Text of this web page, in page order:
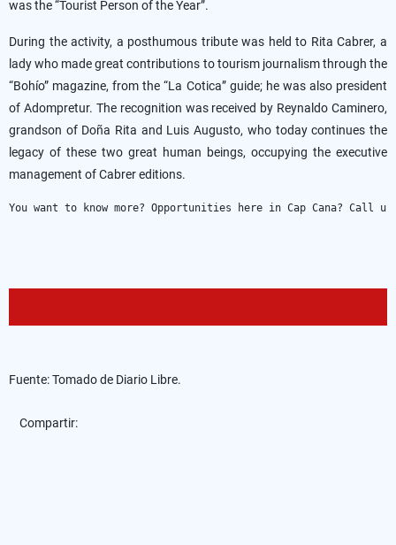
was the “Tourist Person of the Year”.
During the activity, a posthumous tribute was held to Rita Cabrer, a
lady who made great contributions to tourism journalism through the
“Bohío” magazine, from the “La Cotica” guide; he was also president
of Adompretur. The recognition was received by Reynaldo Caminero,
grandson of Doña Rita and Luis Augusto, who today continues the
legacy of these two great human beings, occupying the executive
management of Cabrer editions.
You want to know more? Opportunities here in Cap Cana? Call us
Fuente: Tomado de Diario Libre.
Compartir: